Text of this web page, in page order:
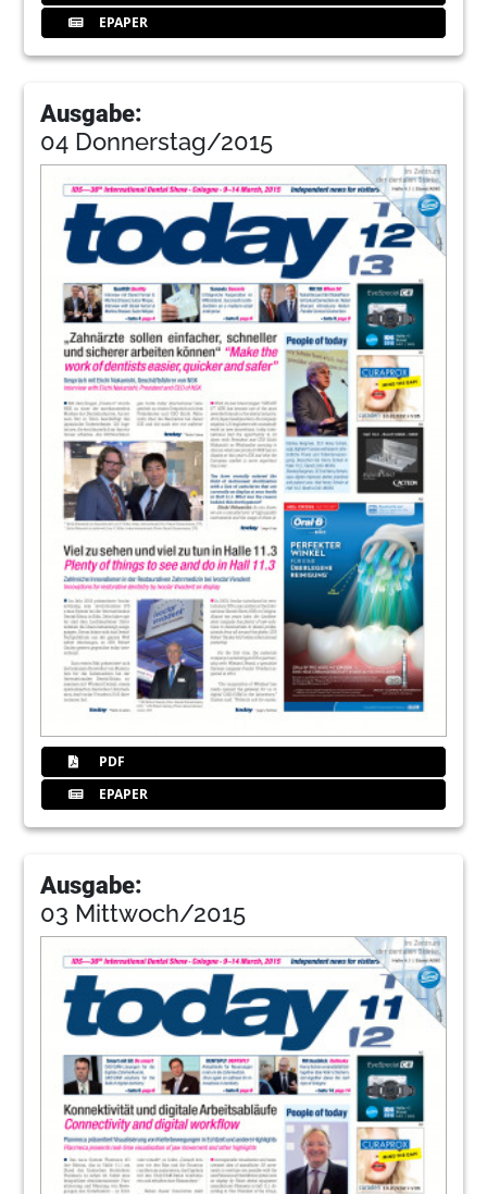
EPAPER
Ausgabe:
04 Donnerstag/2015
PDF
EPAPER
Ausgabe:
03 Mittwoch/2015